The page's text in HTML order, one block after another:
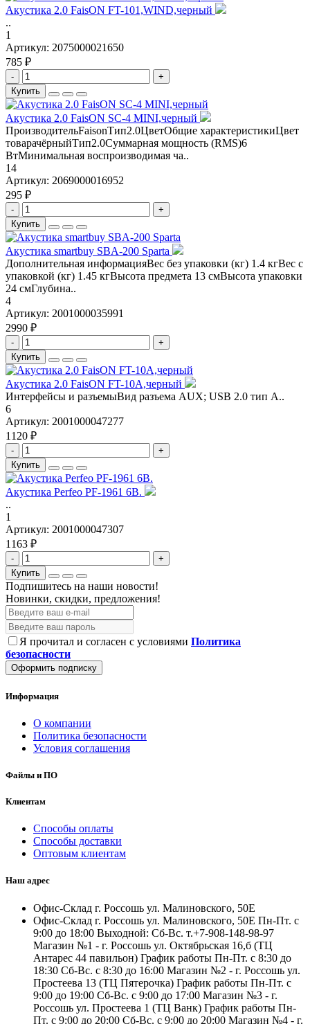
Акустика 2.0 FaisON FT-101,WIND,черный
..
1
Артикул: 2075000021650
785 ₽
-
+
Купить
Акустика 2.0 FaisON SC-4 MINI,черный
ПроизводительFaisonТип2.0ЦветОбщие характеристикиЦвет
товарачёрныйТип2.0Суммарная мощность (RMS)6
ВтМинимальная воспроизводимая ча..
14
Артикул: 2069000016952
295 ₽
-
+
Купить
Aкустика smartbuy SBA-200 Sparta
Дополнительная информацияВес без упаковки (кг) 1.4 кгВес с
упаковкой (кг) 1.45 кгВысота предмета 13 смВысота упаковки
24 смГлубина..
4
Артикул: 2001000035991
2990 ₽
-
+
Купить
Акустика 2.0 FaisON FT-10A,черный
Интерфейсы и разъемыВид разъема AUX; USB 2.0 тип A..
6
Артикул: 2001000047277
1120 ₽
-
+
Купить
Акустика Perfeo PF-1961 6B.
..
1
Артикул: 2001000047307
1163 ₽
-
+
Купить
Подпишитесь на наши новости!
Новинки, скидки, предложения!
Я прочитал и согласен с условиями Политика
безопасности
Оформить подписку
Информация
О компании
Политика безопасности
Условия соглашения
Файлы и ПО
Клиентам
Способы оплаты
Способы доставки
Оптовым клиентам
Наш адрес
Офис-Склад г. Россошь ул. Малиновского, 50Е
Офис-Склад г. Россошь ул. Малиновского, 50Е Пн-Пт. с
9:00 до 18:00 Выходной: Сб-Вс. т.+7-908-148-98-97
Магазин №1 - г. Россошь ул. Октябрьская 16,б (ТЦ
Антарес 44 павильон) График работы Пн-Пт. с 8:30 до
18:30 Сб-Вс. с 8:30 до 16:00 Магазин №2 - г. Россошь ул.
Простеева 13 (ТЦ Пятерочка) График работы Пн-Пт. с
9:00 до 19:00 Сб-Вс. с 9:00 до 17:00 Магазин №3 - г.
Россошь ул. Простеева 1 (ТЦ Ванк) График работы Пн-
Пт. с 9:00 до 20:00 Сб-Вс. с 9:00 до 20:00 Магазин №4 - г.